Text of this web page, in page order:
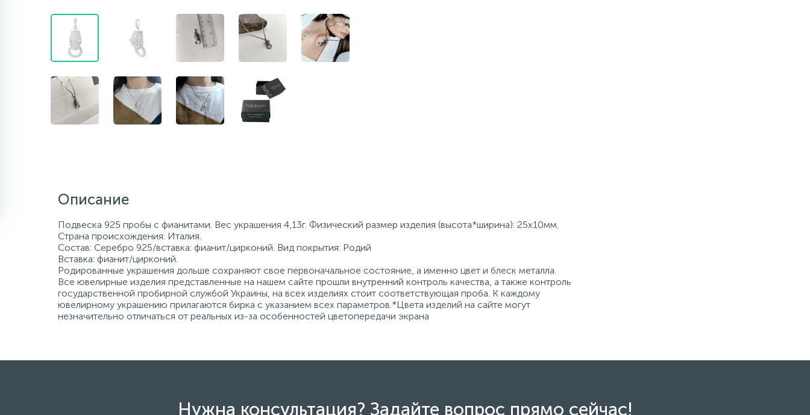
Описание
Подвеска 925 пробы с фианитами. Вес украшения 4,13г. Физический размер изделия (высота*ширина): 25х10мм.
Страна происхождения: Италия.
Состав: Серебро 925/вставка: фианит/цирконий. Вид покрытия: Родий
Вставка: фианит/цирконий.
Родированные украшения дольше сохраняют свое первоначальное состояние, а именно цвет и блеск металла.
Все ювелирные изделия представленные на нашем сайте прошли внутренний контроль качества, а также контроль
государственной пробирной службой Украины, на всех изделиях стоит соответствующая проба. К каждому
ювелирному украшению прилагаются бирка с указанием всех параметров.*Цвета изделий на сайте могут
незначительно отличаться от реальных из-за особенностей цветопередачи экрана
Нужна консультация? Задайте вопрос прямо сейчас!